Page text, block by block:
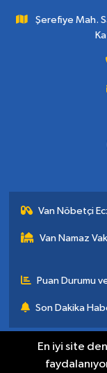
Şerefiye Mah.
Van Nöbetçi
Van Namaz
Puan Durumu
Son Dakika
En iyi site